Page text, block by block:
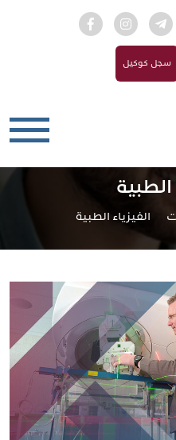
سجل كوكيل
الطبية
الفيزياء الطبية